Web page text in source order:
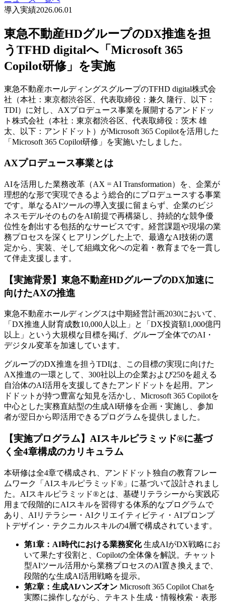
導入実績2026.06.01
東急不動産HDグループのDX推進を担
うTFHD digitalへ「Microsoft 365
Copilot研修」を実施
東急不動産ホールディングスグループのTFHD digital株式会
社（本社：東京都渋谷区、代表取締役：兼久 隆行、以下：
TDI）に対し、AXプロデュース事業を展開するアンドドッ
ト株式会社（本社：東京都渋谷区、代表取締役：茨木 雄
太、以下：アンドドット）がMicrosoft 365 Copilotを活用した
「Microsoft 365 Copilot研修」を実施いたしました。
AXプロデュース事業とは
AIを活用した業務改革（AX = AI Transformation）を、企業が
理想的な形で実現できるよう総合的にプロデュースする事業
です。単なるAIツールの導入支援に留まらず、企業のビジ
ネスモデルそのものをAI前提で再構築し、持続的な競争優
位性を創出する包括的なサービスです。経営課題や現場の業
務プロセスを深くヒアリングした上で、最適なAI技術の選
定から、実装、そして組織文化への定着・教育までを一貫し
て伴走支援します。
【実施背景】東急不動産HDグループのDX加速に
向けたAXの推進
東急不動産ホールディングスは中期経営計画2030において、
「DX推進人財育成数10,000人以上」と「DX投資額1,000億円
以上」という大規模な目標を掲げ、グループ全体でのAI・
デジタル変革を加速しています。
グループのDX推進を担うTDIは、この目標の実現に向けた
AX推進の一環として、300社以上の企業および250を超える
自治体のAI活用を支援してきたアンドドットを起用。アン
ドドットが持つ豊富な知見を活かし、Microsoft 365 Copilotを
中心とした実務直結型の生成AI研修を企画・実施し、参加
者が翌日から即活用できるプログラムを提供しました。
【実施プログラム】AIスキルピラミッド®に基づ
く全4章構成のカリキュラム
本研修は全4章で構成され、アンドドット独自の教育フレー
ムワーク「AIスキルピラミッド®」に基づいて設計されまし
た。AIスキルピラミッド®とは、基礎リテラシーから実践応
用まで段階的にAIスキルを習得する体系的なプログラムで
あり、AIリテラシー・AIクリエイティビティ・AIプロンプ
トデザイン・テクニカルスキルの4層で構成されています。
第1章：AI時代における業務変化生成AIがDX戦略にお
いて果たす役割と、Copilotの全体像を解説。チャット
型AIツール活用から業務プロセスのAI置き換えまで、
段階的な生成AI活用戦略を提示。
第2章：生成AIハンズオン Microsoft 365 Copilot Chatを
実際に操作しながら、テキスト生成・情報検索・表形